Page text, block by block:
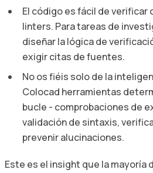
El código es fácil de verificar
linters. Para tareas de
diseñar la lógica de
exigir citas de fuentes.
No os fiéis solo de la
Colocad herramientas
bucle - comprobaciones de
validación de sintaxis,
prevenir alucinaciones.
Este es el insight que la mayoría